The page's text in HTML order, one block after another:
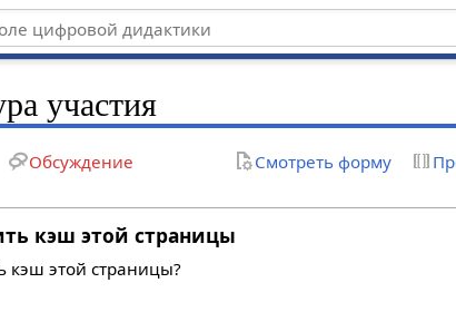
участия
Обсуждение Смотреть форму
кэш этой страницы
кэш этой страницы?